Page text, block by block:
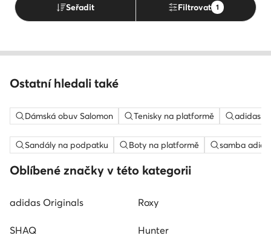
Seřadit Filtrovat 1
Ostatní hledali také
Dámská obuv Salomon Tenisky na platformě adidas
Sandály na podpatku Boty na platformě samba
Oblíbené značky v této kategorii
adidas Originals Roxy
SHAQ Hunter